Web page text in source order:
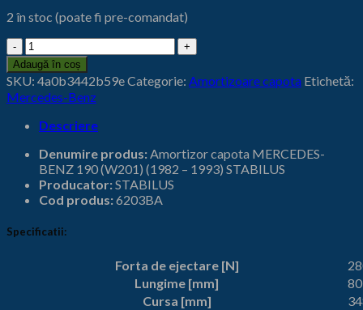
125,00 lei.
2 în stoc (poate fi pre-comandat)
Cantitate
Amortizor
capota
MERCEDES-
BENZ
190
(W201)
(1982
1993)
STABILUS
Adaugă în coș
SKU: 4a0b3442b59eCategorie: Amortizoare capota Etichetă:
Mercedes-Benz
Descriere
Denumire produs:Amortizor capota MERCEDES-
BENZ 190 (W201) (1982 – 1993) STABILUS
Producator:STABILUS
Cod produs:6203BA
Specificatii:
Forta de ejectare [N]
Lungime [mm]
Cursa [mm]